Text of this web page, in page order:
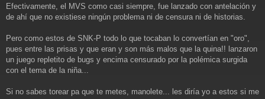
Efectivamente, el MVS como casi siempre, fue lanzado con antelación y
de ahí que no existiese ningún problema ni de censura ni de historias.
Pero como estos de SNK-P todo lo que tocaban lo convertían en "oro",
pues entre las prisas y que eran y son más malos que la quina!! lanzaron
un juego repletito de bugs y encima censurado por la polémica surgida
con el tema de la niña...
Si no sabes torear pa que te metes, manolete... les diría yo a estos si me